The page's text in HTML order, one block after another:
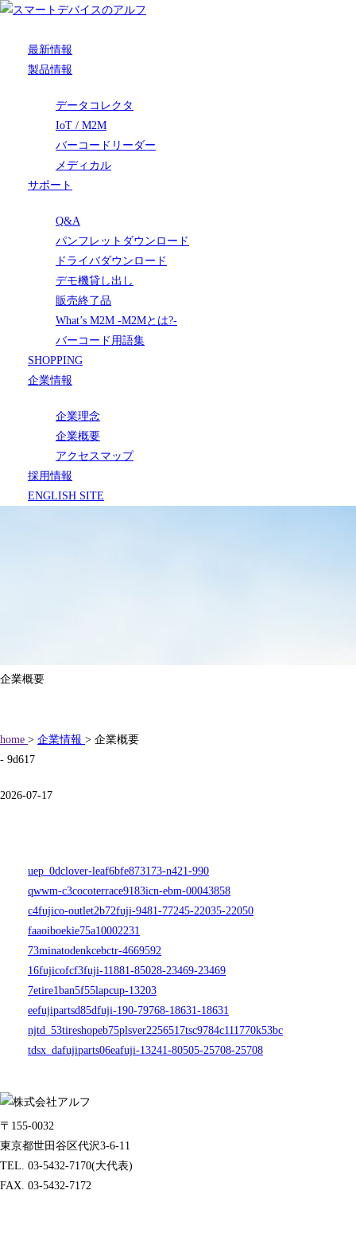
最新情報
製品情報
データコレクタ
IoT / M2M
バーコードリーダー
メディカル
サポート
Q&A
パンフレットダウンロード
ドライバダウンロード
デモ機貸し出し
販売終了品
What’s M2M -M2Mとは?-
バーコード用語集
SHOPPING
企業情報
企業理念
企業概要
アクセスマップ
採用情報
ENGLISH SITE
企業概要
home > 企業情報 > 企業概要
- 9d617
2026-07-17
uep_0dclover-leaf6bfe873173-n421-990
qwwm-c3cocoterrace9183icn-ebm-00043858
c4fujico-outlet2b72fuji-9481-77245-22035-22050
faaoiboekie75a10002231
73minatodenkcebctr-4669592
16fujicofcf3fuji-11881-85028-23469-23469
7etire1ban5f55lapcup-13203
eefujipartsd85dfuji-190-79768-18631-18631
njtd_53tireshopeb75plsver2256517tsc9784c111770k53bc
tdsx_dafujiparts06eafuji-13241-80505-25708-25708
〒155-0032
東京都世田谷区代沢3-6-11
TEL. 03-5432-7170(大代表)
FAX. 03-5432-7172